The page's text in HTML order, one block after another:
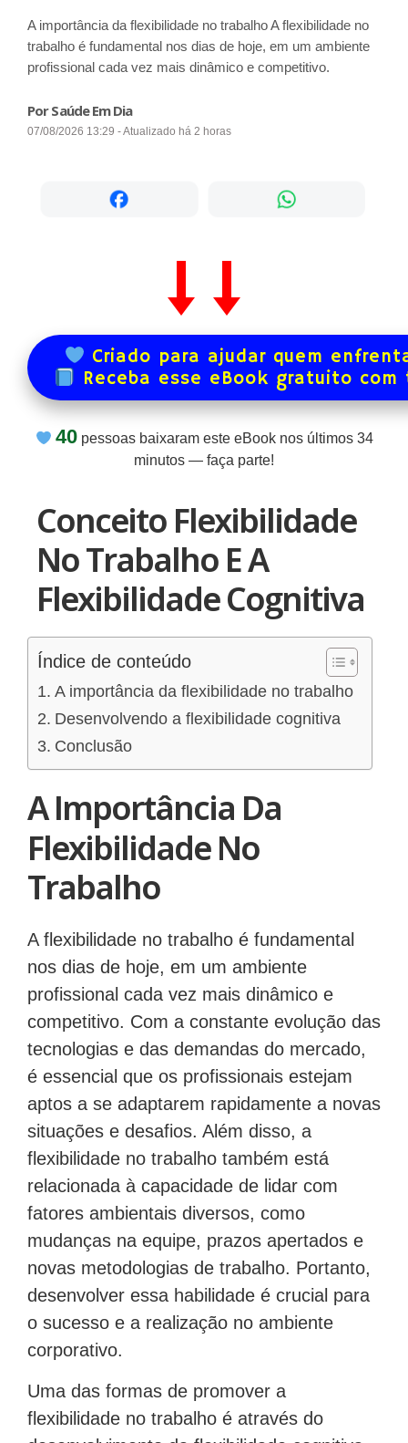
A importância da flexibilidade no trabalho A flexibilidade no
trabalho é fundamental nos dias de hoje, em um ambiente
profissional cada vez mais dinâmico e competitivo.
Por Saúde Em Dia
07/08/2026 13:29 - Atualizado há 2 horas
Criado para ajudar quem
Receba esse eBook gratuito
40pessoas baixaram este eBook nos últimos 34
minutos — faça parte!
Conceito Flexibilidade
No Trabalho E A
Flexibilidade Cognitiva
Índice de conteúdo
A importância da flexibilidade no trabalho
Desenvolvendo a flexibilidade cognitiva
Conclusão
A Importância Da
Flexibilidade No
Trabalho
A flexibilidade no trabalho é fundamental
nos dias de hoje, em um ambiente
profissional cada vez mais dinâmico e
competitivo. Com a constante evolução das
tecnologias e das demandas do mercado,
é essencial que os profissionais estejam
aptos a se adaptarem rapidamente a novas
situações e desafios. Além disso, a
flexibilidade no trabalho também está
relacionada à capacidade de lidar com
fatores ambientais diversos, como
mudanças na equipe, prazos apertados e
novas metodologias de trabalho. Portanto,
desenvolver essa habilidade é crucial para
o sucesso e a realização no ambiente
corporativo.
Uma das formas de promover a
flexibilidade no trabalho é através do
desenvolvimento da flexibilidade cognitiva.